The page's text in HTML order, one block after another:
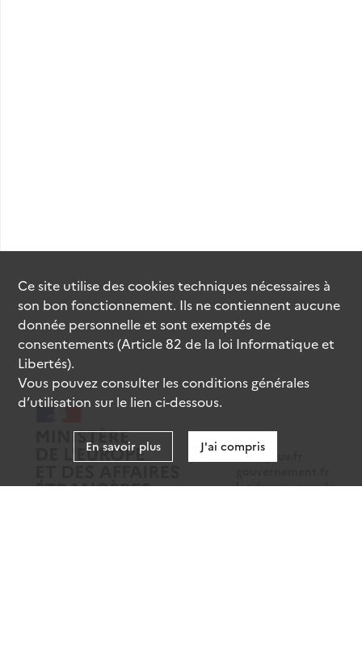
data.gouv.fr
legifrance.gouv.fr
Ce site utilise descookiestechniques nécessaires à
son bon fonctionnement. Ils ne contiennent aucune
donnée personnelle et sont exemptés de
consentements (Article 82 de la loi Informatique et
Libertés).
Vous pouvez consulter les conditions générales
d’utilisation sur le lien ci-dessous.
En savoir plus J'ai compris